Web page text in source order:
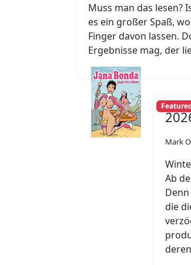
Muss man das lesen?
es ein großer Spaß,
Finger davon lassen.
Ergebnisse mag, der
Mark
Ab
die